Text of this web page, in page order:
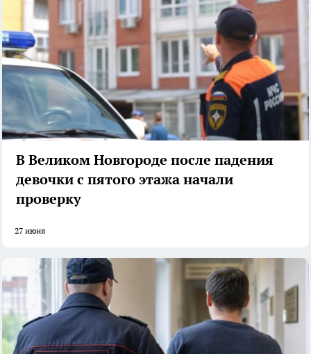
В Великом Новгороде после падения
девочки с пятого этажа начали
проверку
27 июня